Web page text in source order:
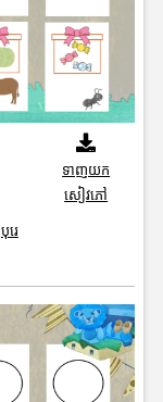
បុរេ
ទាញយក
សៀវភៅ